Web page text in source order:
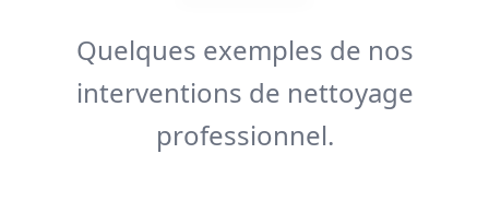
Quelques exemples de nos
interventions de nettoyage
professionnel.